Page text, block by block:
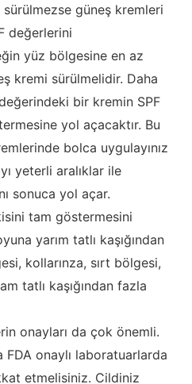
güneş kremleri
değerlerini
yüz bölgesine en az
kremi sürülmelidir. Daha
bir kremin SPF
yol açacaktır. Bu
bolca uygulayınız
yeterli aralıklar ile
sonuca yol açar.
tam göstermesini
yarım tatlı kaşığından
kollarınza, sırt bölgesi,
tatlı kaşığından fazla
onayları da çok önemli.
FDA onaylı laboratuarlarda
etmelisiniz. Cildiniz